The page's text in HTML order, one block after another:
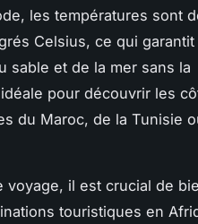
les températures sont
Celsius, ce qui garantit
sable et de la mer sans la
pour découvrir les
du Maroc, de la Tunisie
voyage, il est crucial de
touristiques en